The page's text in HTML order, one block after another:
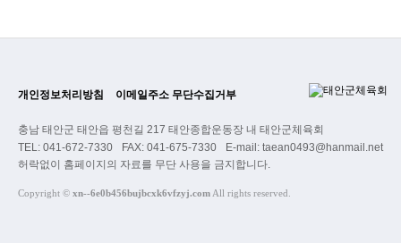
개인정보처리방침 이메일주소 무단수집거부
충남 태안군 태안읍 평천길 217 태안종합운동장 내 태안군체육회
TEL: 041-672-7330
FAX: 041-675-7330
E-mail: taean0493@hanmail.net
허락없이 홈페이지의 자료를 무단 사용을 금지합니다.
Copyright © xn--6e0b456bujbcxk6vfzyj.com All rights reserved.